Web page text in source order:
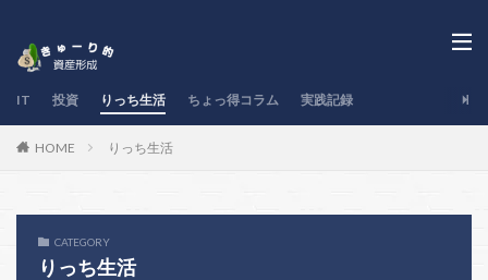
IT 投資 りっち生活 ちょっ得コラム 実践記録
HOME りっち生活
CATEGORY
りっち生活